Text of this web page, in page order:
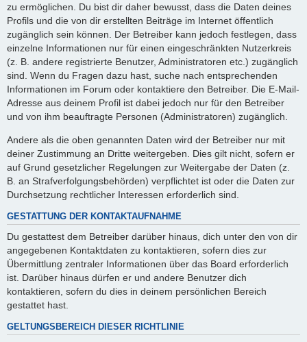
zu ermöglichen. Du bist dir daher bewusst, dass die Daten deines
Profils und die von dir erstellten Beiträge im Internet öffentlich
zugänglich sein können. Der Betreiber kann jedoch festlegen, dass
einzelne Informationen nur für einen eingeschränkten Nutzerkreis
(z. B. andere registrierte Benutzer, Administratoren etc.) zugänglich
sind. Wenn du Fragen dazu hast, suche nach entsprechenden
Informationen im Forum oder kontaktiere den Betreiber. Die E-Mail-
Adresse aus deinem Profil ist dabei jedoch nur für den Betreiber
und von ihm beauftragte Personen (Administratoren) zugänglich.
Andere als die oben genannten Daten wird der Betreiber nur mit
deiner Zustimmung an Dritte weitergeben. Dies gilt nicht, sofern er
auf Grund gesetzlicher Regelungen zur Weitergabe der Daten (z.
B. an Strafverfolgungsbehörden) verpflichtet ist oder die Daten zur
Durchsetzung rechtlicher Interessen erforderlich sind.
GESTATTUNG DER KONTAKTAUFNAHME
Du gestattest dem Betreiber darüber hinaus, dich unter den von dir
angegebenen Kontaktdaten zu kontaktieren, sofern dies zur
Übermittlung zentraler Informationen über das Board erforderlich
ist. Darüber hinaus dürfen er und andere Benutzer dich
kontaktieren, sofern du dies in deinem persönlichen Bereich
gestattet hast.
GELTUNGSBEREICH DIESER RICHTLINIE